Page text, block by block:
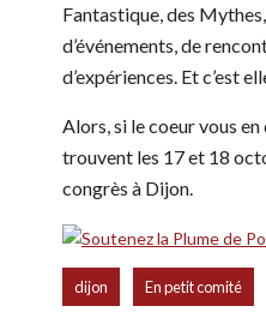
Fantastique, des
d’événements, de
d’expériences. Et c’est
Alors, si le coeur vous
trouvent les 17 et 18
congrès à Dijon.
dijon En petit comité